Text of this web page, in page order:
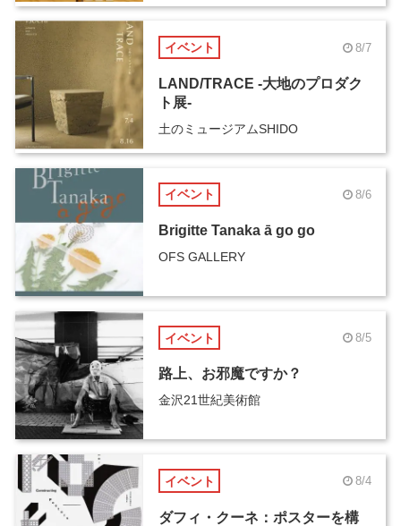
イベント 8/7
LAND/TRACE -大地のプロダク
ト展-
土のミュージアムSHIDO
イベント 8/6
Brigitte Tanaka ā go go
OFS GALLERY
イベント 8/5
路上、お邪魔ですか？
金沢21世紀美術館
イベント 8/4
ダフィ・クーネ：ポスターを構